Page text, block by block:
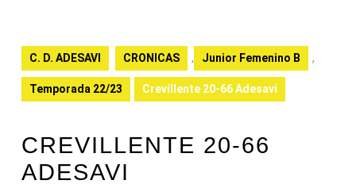
C. D. ADESAVI CRONICAS , Junior Femenino B ,
Temporada 22/23 Crevillente 20-66 Adesavi
CREVILLENTE 20-66
ADESAVI